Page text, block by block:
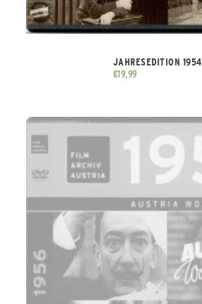
JAHRESEDITION 1954
€19,99